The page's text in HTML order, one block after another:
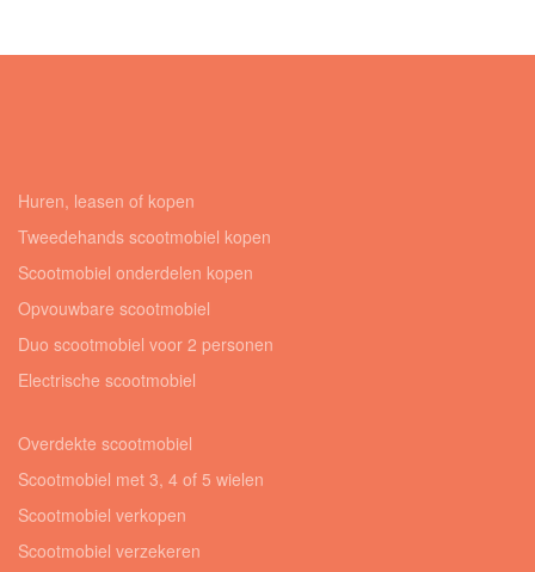
Huren, leasen of kopen
Tweedehands scootmobiel kopen
Scootmobiel onderdelen kopen
Opvouwbare scootmobiel
Duo scootmobiel voor 2 personen
Electrische scootmobiel
Overdekte scootmobiel
Scootmobiel met 3, 4 of 5 wielen
Scootmobiel verkopen
Scootmobiel verzekeren